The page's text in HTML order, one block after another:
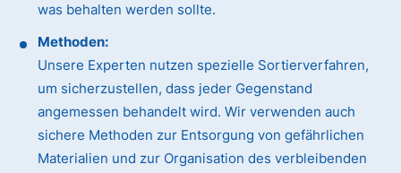
was behalten werden sollte.
Methoden:
Unsere Experten nutzen spezielle Sortierverfahren,
um sicherzustellen, dass jeder Gegenstand
angemessen behandelt wird. Wir verwenden auch
sichere Methoden zur Entsorgung von gefährlichen
Materialien und zur Organisation des verbleibenden